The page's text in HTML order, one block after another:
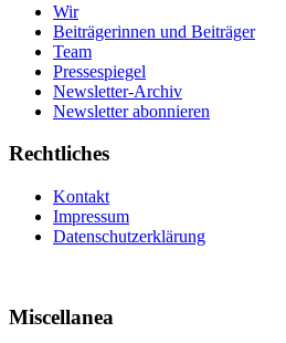
Wir
Beiträgerinnen und Beiträger
Team
Pressespiegel
Newsletter-Archiv
Newsletter abonnieren
Rechtliches
Kontakt
Impressum
Datenschutzerklärung
Miscellanea